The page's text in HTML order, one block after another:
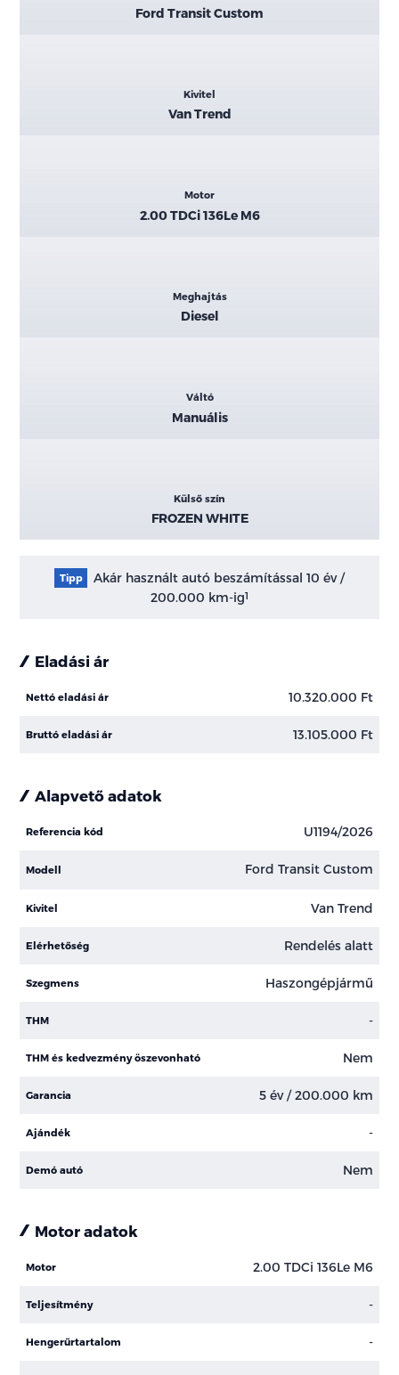
Ford Transit Custom
Kivitel
Van Trend
Motor
2.00 TDCi 136Le M6
Meghajtás
Diesel
Váltó
Manuális
Külső szín
FROZEN WHITE
Tipp
Akár használt autó beszámítással 10 év /
200.000 km-ig1
Eladási ár
Nettó eladási ár 10.320.000 Ft
Bruttó eladási ár 13.105.000 Ft
Alapvető adatok
Referencia kód U1194/2026
Modell Ford Transit Custom
Kivitel Van Trend
Elérhetőség Rendelés alatt
Szegmens Haszongépjármű
THM -
THM és kedvezmény öszevonható Nem
Garancia 5 év / 200.000 km
Ajándék -
Demó autó Nem
Motor adatok
Motor 2.00 TDCi 136Le M6
Teljesítmény -
Hengerűrtartalom -